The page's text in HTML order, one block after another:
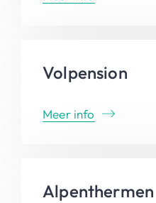
Volpension
Meer info
Alpenthermen